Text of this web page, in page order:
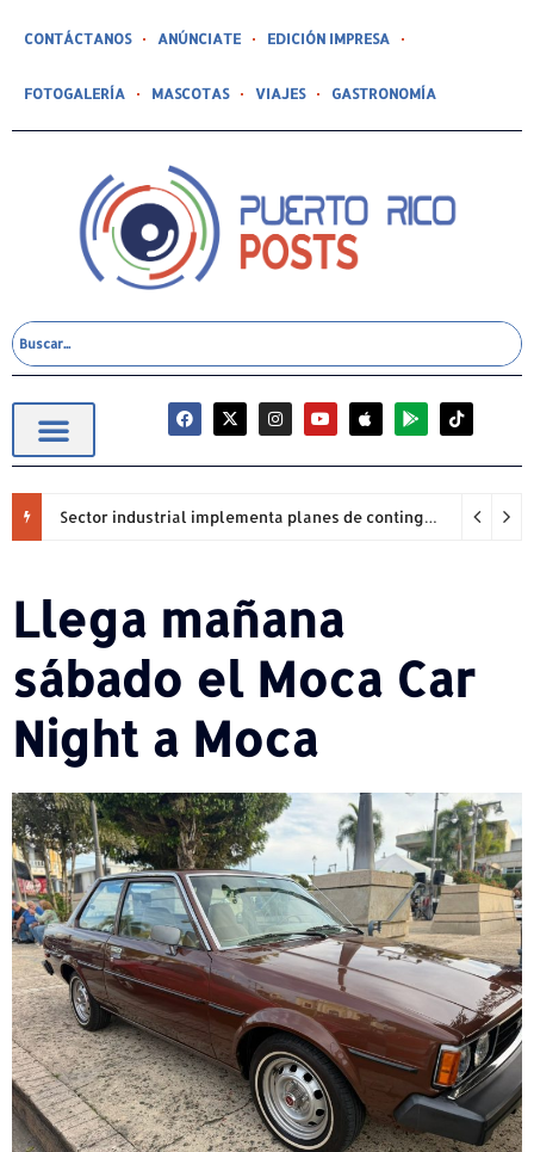
CONTÁCTANOS ANÚNCIATE EDICIÓN IMPRESA
FOTOGALERÍA MASCOTAS VIAJES GASTRONOMÍA
Sector industrial implementa planes de contingencia ante racionamiento de agua y hace un llamado a la eficiencia infraestructural
Llega mañana
sábado el Moca Car
Night a Moca